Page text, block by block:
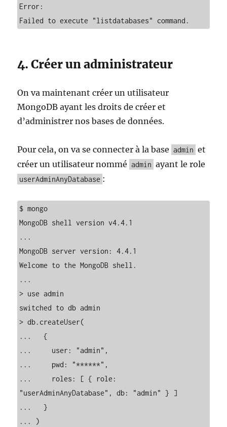
Error:
Failed to execute "listdatabases" command.
4. Créer un administrateur
On va maintenant créer un utilisateur
MongoDB ayant les droits de créer et
d’administrer nos bases de données.
Pour cela, on va se connecter à la base admin et
créer un utilisateur nommé admin ayant le role
userAdminAnyDatabase :
$ mongo
MongoDB shell version v4.4.1
...
MongoDB server version: 4.4.1
Welcome to the MongoDB shell.
...
> use admin
switched to db admin
> db.createUser(
...   {
...     user: "admin",
...     pwd: "******",
...     roles: [ { role:
"userAdminAnyDatabase", db: "admin" } ]
...   }
... )